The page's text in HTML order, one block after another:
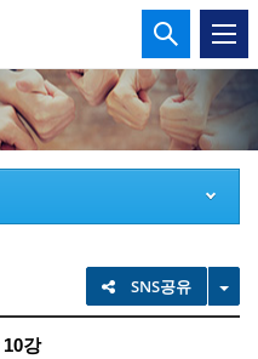
통
합
검
색
SNS공유
강